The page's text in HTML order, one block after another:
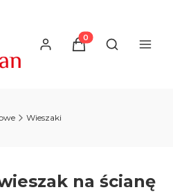
Produkty w
Otwórz
Wieszaki
na ścianę